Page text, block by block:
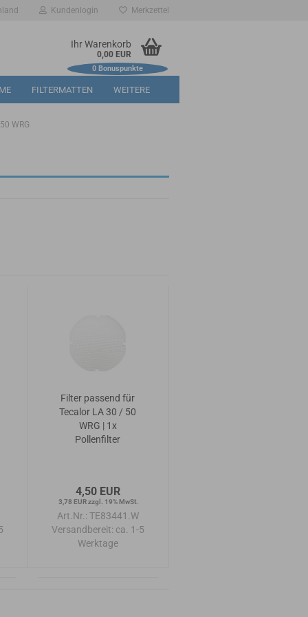
Kundenlogin Merkzettel
Ihr Warenkorb
0,00 EUR
0Bonuspunkte
FILTERMATTEN WEITERE
WRG
Filter passend für
Tecalor LA 30 / 50
WRG | 1x
Pollenfilter
4,50 EUR
3,78 EUR zzgl. 19% MwSt.
Art.Nr.: TE83441.W
Versandbereit: ca. 1-5
Werktage